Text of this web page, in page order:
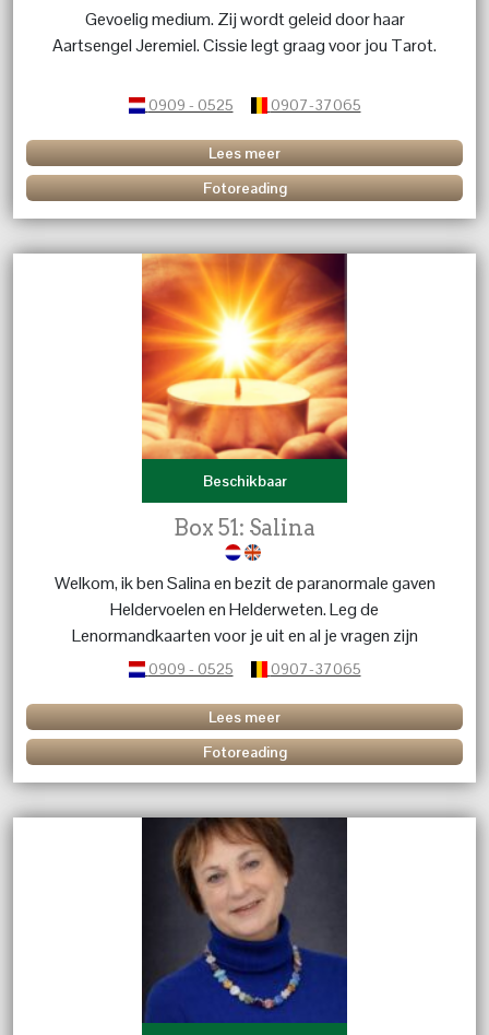
Gevoelig medium. Zij wordt geleid door haar
Aartsengel Jeremiel. Cissie legt graag voor jou Tarot.
0909 - 0525 0907-37065
Lees meer
Fotoreading
Beschikbaar
Box 51: Salina
Welkom, ik ben Salina en bezit de paranormale gaven
Heldervoelen en Helderweten. Leg de
Lenormandkaarten voor je uit en al je vragen zijn
welkom.
0909 - 0525 0907-37065
Lees meer
Fotoreading